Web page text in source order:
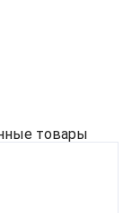
товары